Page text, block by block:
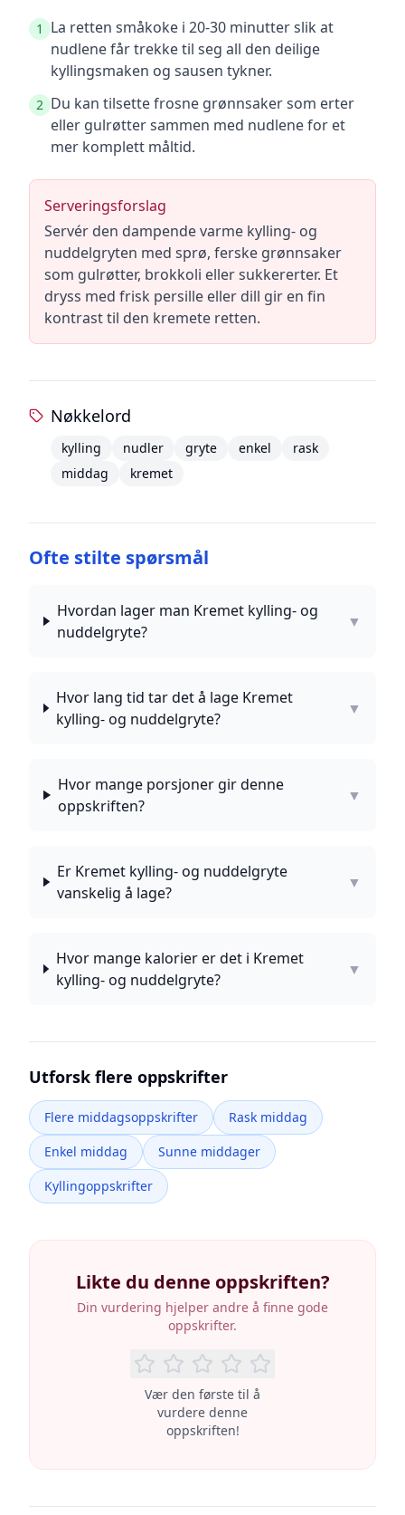
1
La retten småkoke i 20-30 minutter slik at
nudlene får trekke til seg all den deilige
kyllingsmaken og sausen tykner.
2 Du kan tilsette frosne grønnsaker som erter
eller gulrøtter sammen med nudlene for et
mer komplett måltid.
Serveringsforslag
Servér den dampende varme kylling- og
nuddelgryten med sprø, ferske grønnsaker
som gulrøtter, brokkoli eller sukkererter. Et
dryss med frisk persille eller dill gir en fin
kontrast til den kremete retten.
Nøkkelord
kylling nudler gryte enkel
rask
middag
kremet
Ofte stilte spørsmål
Hvordan lager man Kremet kylling- og
nuddelgryte?
▼
Hvor lang tid tar det å lage Kremet
kylling- og nuddelgryte?
▼
Hvor mange porsjoner gir denne
oppskriften?
▼
Er Kremet kylling- og nuddelgryte
vanskelig å lage?
▼
Hvor mange kalorier er det i Kremet
kylling- og nuddelgryte?
▼
Utforsk flere oppskrifter
Flere middagsoppskrifter
Rask middag
Enkel middag
Sunne middager
Kyllingoppskrifter
Likte du denne oppskriften?
Din vurdering hjelper andre å finne gode
oppskrifter.
Vær den første til å
vurdere denne
oppskriften!